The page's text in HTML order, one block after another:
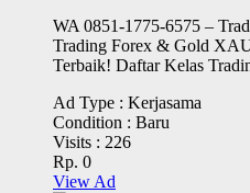
WA 0851-1775-6575 –
Trading Forex & Gold
Terbaik! Daftar Kelas
Ad Type : Kerjasama
Condition : Baru
Visits : 226
Rp. 0
View Ad